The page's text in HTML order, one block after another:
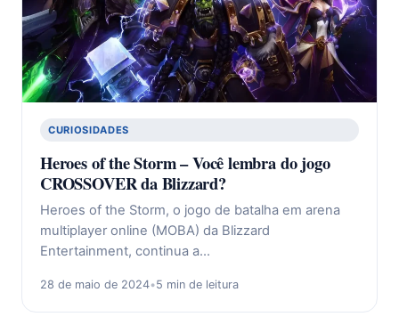
CURIOSIDADES
Heroes of the Storm – Você lembra do jogo
CROSSOVER da Blizzard?
Heroes of the Storm, o jogo de batalha em arena
multiplayer online (MOBA) da Blizzard
Entertainment, continua a…
28 de maio de 2024•5 min de leitura